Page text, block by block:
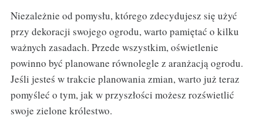
Niezależnie od pomysłu, którego zdecydujesz się użyć
przy dekoracji swojego ogrodu, warto pamiętać o kilku
ważnych zasadach. Przede wszystkim, oświetlenie
powinno być planowane równolegle z aranżacją ogrodu.
Jeśli jesteś w trakcie planowania zmian, warto już teraz
pomyśleć o tym, jak w przyszłości możesz rozświetlić
swoje zielone królestwo.